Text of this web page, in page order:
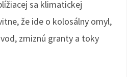
sa klimatickej
že ide o kolosálny omyl,
zmiznú granty a toky